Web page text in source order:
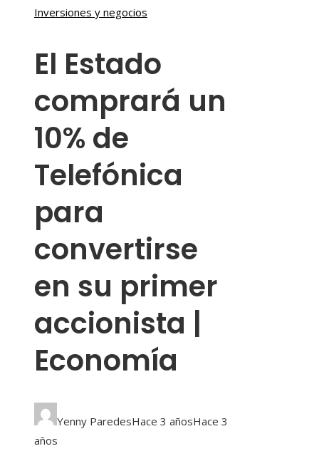
Inversiones y negocios
El Estado
comprará un
10% de
Telefónica
para
convertirse
en su primer
accionista |
Economía
Yenny ParedesHace 3 añosHace 3
años